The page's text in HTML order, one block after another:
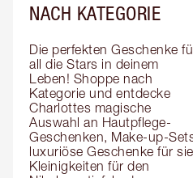
NACH KATEGORIE
Die perfekten Geschenke
all die Stars in deinem
Leben! Shoppe nach
Kategorie und entdecke
Charlottes magische
Auswahl an Hautpflege-
Geschenken, Make-up-
luxuriöse Geschenke für sie,
Kleinigkeiten für den